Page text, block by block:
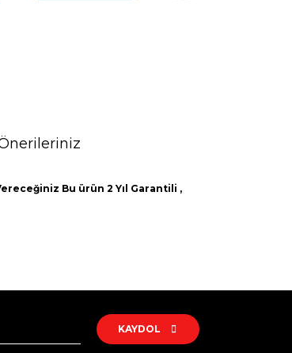
Bu ürün 2 Yıl Garantili ,
KAYDOL